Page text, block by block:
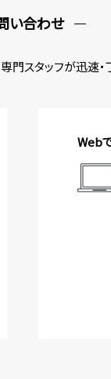
い合わせ
専門スタッフが迅速・
Web